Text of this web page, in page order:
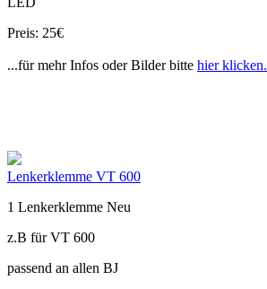
Preis: 25€
...für mehr Infos oder Bilder bitte hier klicken.
Lenkerklemme VT 600
1 Lenkerklemme Neu
z.B für VT 600
passend an allen BJ